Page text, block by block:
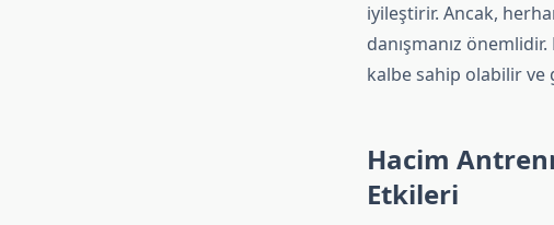
iyileştirir. Ancak,
danışmanız
kalbe sahip olabilir ve
Hacim
Etkileri